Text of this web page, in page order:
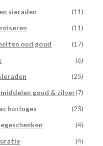
sieraden
(11)
(11)
oud goud
(17)
(6)
(25)
goud & zilver(7)
horloges
(23)
(4)
(4)